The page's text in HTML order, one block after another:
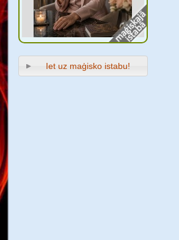
Iet uz maģisko istabu!